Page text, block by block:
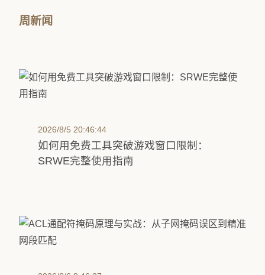
周新闻
2026/8/5 20:46:44
如何用免费工具突破游戏窗口限制：
SRWE完整使用指南